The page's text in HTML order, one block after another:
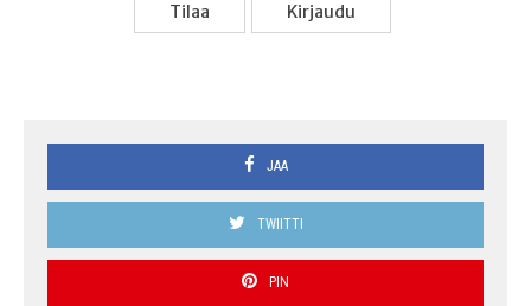
Tilaa Kir­jau­du
JAA
TWIITTI
PIN